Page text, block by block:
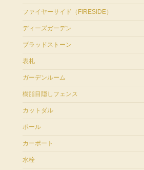
ファイヤーサイド（FIRESIDE）
ディーズガーデン
ブラッドストーン
表札
ガーデンルーム
樹脂目隠しフェンス
カットダル
ポール
カーポート
水栓